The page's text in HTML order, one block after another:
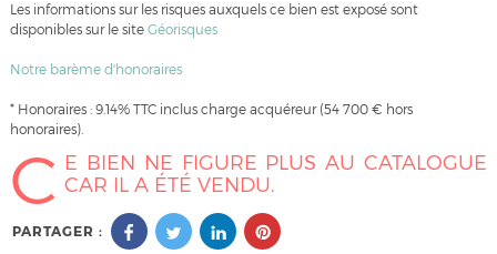
Les informations sur les risques auxquels ce bien est exposé sont
disponibles sur le site Géorisques
Notre barème d'honoraires
* Honoraires : 9.14% TTC inclus charge acquéreur (54 700 € hors
honoraires).
C E BIEN NE FIGURE PLUS AU CATALOGUE
CAR IL A ÉTÉ VENDU.
PARTAGER :